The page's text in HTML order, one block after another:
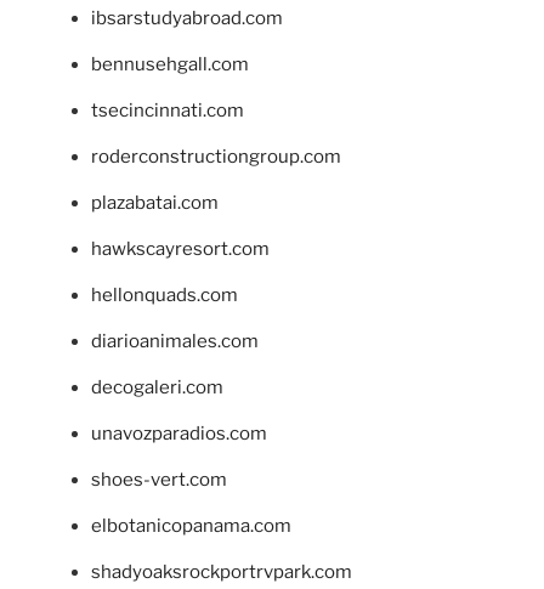
ibsarstudyabroad.com
bennusehgall.com
tsecincinnati.com
roderconstructiongroup.com
plazabatai.com
hawkscayresort.com
hellonquads.com
diarioanimales.com
decogaleri.com
unavozparadios.com
shoes-vert.com
elbotanicopanama.com
shadyoaksrockportrvpark.com